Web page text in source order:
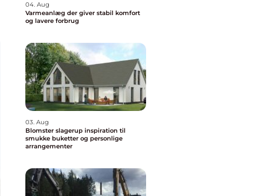
04. Aug
Varmeanlæg der giver stabil komfort
og lavere forbrug
03. Aug
Blomster slagerup inspiration til
smukke buketter og personlige
arrangementer